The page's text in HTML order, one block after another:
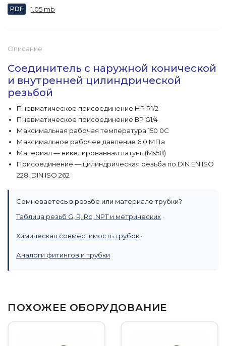
Описание
Соединитель с наружной конической
и внутренней цилиндрической
резьбой
Пневматическое присоединение НР R1/2
Пневматическое присоединение ВР G1/4
Максимальная рабочая температура 150 0С
Максимальное рабочее давление 6.0 МПа
Материал — никелированная латунь (Ms58)
Присоединение — цилиндрическая резьба по DIN EN ISO
228, DIN ISO 262
Сомневаетесь в резьбе или материале трубки?
Таблица резьб G, R, Rc, NPT и метрических ·
Химическая совместимость трубок ·
Аналоги фитингов и трубки
PDF 1.05 mb
ПОХОЖЕЕ ОБОРУДОВАНИЕ